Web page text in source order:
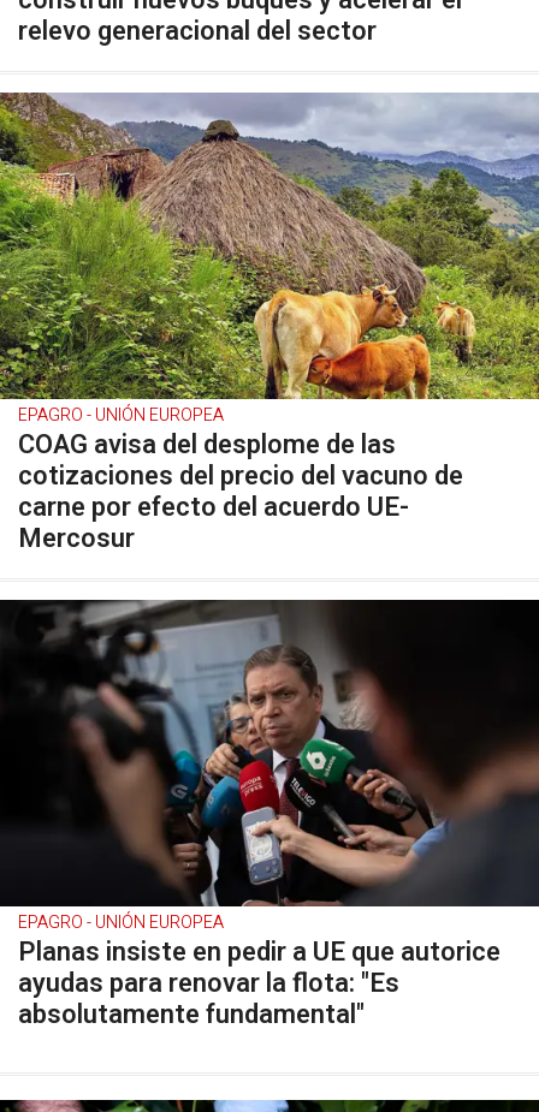
relevo generacional del sector
EPAGRO - UNIÓN EUROPEA
COAG avisa del desplome de las
cotizaciones del precio del vacuno de
carne por efecto del acuerdo UE-
Mercosur
EPAGRO - UNIÓN EUROPEA
Planas insiste en pedir a UE que autorice
ayudas para renovar la flota: "Es
absolutamente fundamental"